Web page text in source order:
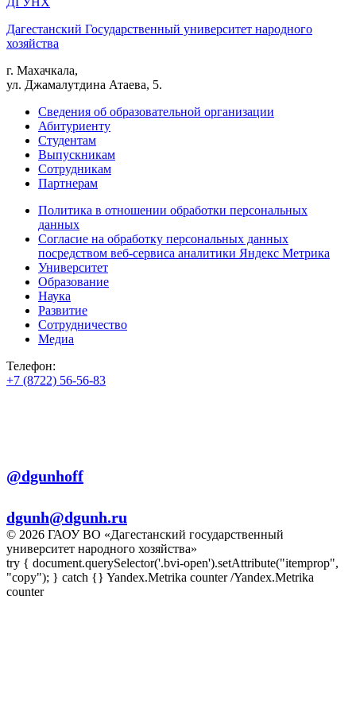
Дагестанский Государственный университет народного
хозяйства
г. Махачкала,
ул. Джамалутдина Атаева, 5.
Сведения об образовательной организации
Абитуриенту
Студентам
Выпускникам
Сотрудникам
Партнерам
Политика в отношении обработки персональных
данных
Согласие на обработку персональных данных
посредством веб-сервиса аналитики Яндекс Метрика
Университет
Образование
Наука
Развитие
Сотрудничество
Медиа
Телефон:
+7 (8722) 56-56-83
@dgunhoff
dgunh@dgunh.ru
© 2026 ГАОУ ВО «Дагестанский государственный
университет народного хозяйства»
try { document.querySelector('.bvi-open').setAttribute("itemprop",
"copy"); } catch {} Yandex.Metrika counter/Yandex.Metrika
counter